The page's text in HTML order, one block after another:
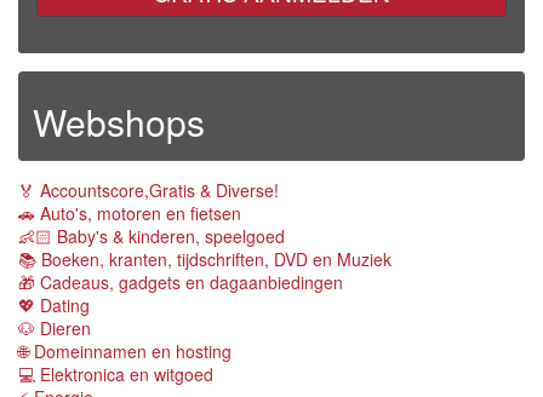
Webshops
🏅 Accountscore,Gratis & Diverse!
🚗 Auto's, motoren en fietsen
👶🏻 Baby's & kinderen, speelgoed
📚 Boeken, kranten, tijdschriften, DVD en Muziek
🎁 Cadeaus, gadgets en dagaanbiedingen
💖 Dating
🐶 Dieren
🌐 Domeinnamen en hosting
💻 Elektronica en witgoed